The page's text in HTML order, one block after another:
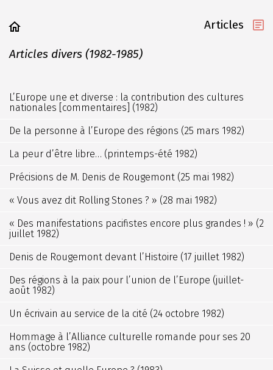
Articles
Articles divers (1982-1985)
L’Europe une et diverse : la contribution des cultures
nationales [commentaires] (1982)
De la personne à l’Europe des régions (25 mars 1982)
La peur d’être libre… (printemps-été 1982)
Précisions de M. Denis de Rougemont (25 mai 1982)
« Vous avez dit Rolling Stones ? » (28 mai 1982)
« Des manifestations pacifistes encore plus grandes ! » (2
juillet 1982)
Denis de Rougemont devant l’Histoire (17 juillet 1982)
Des régions à la paix pour l’union de l’Europe (juillet-
août 1982)
Un écrivain au service de la cité (24 octobre 1982)
Hommage à l’Alliance culturelle romande pour ses 20
ans (octobre 1982)